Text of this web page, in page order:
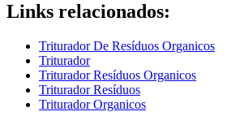
Links relacionados:
Triturador De Resíduos Organicos
Triturador
Triturador Resíduos Organicos
Triturador Resíduos
Triturador Organicos